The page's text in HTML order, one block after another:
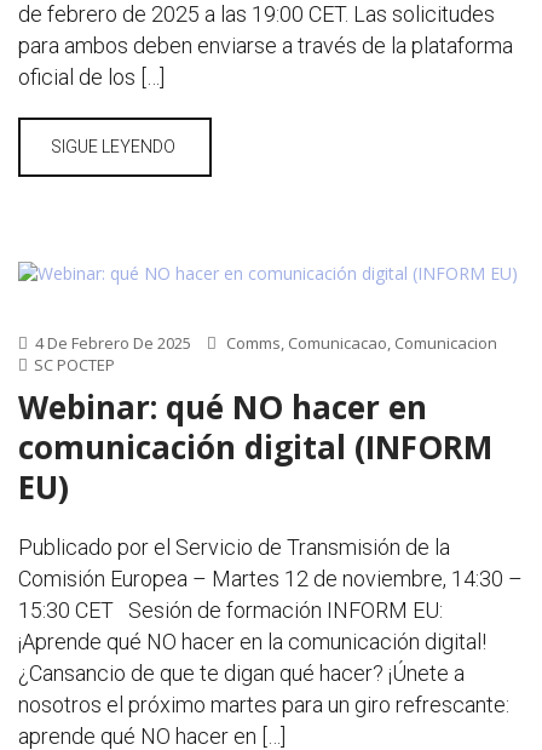
de febrero de 2025 a las 19:00 CET. Las solicitudes
para ambos deben enviarse a través de la plataforma
oficial de los […]
SIGUE LEYENDO
4 De Febrero De 2025 Comms, Comunicacao, Comunicacion
SC POCTEP
Webinar: qué NO hacer en
comunicación digital (INFORM
EU)
Publicado por el Servicio de Transmisión de la
Comisión Europea – Martes 12 de noviembre, 14:30 –
15:30 CET Sesión de formación INFORM EU:
¡Aprende qué NO hacer en la comunicación digital!
¿Cansancio de que te digan qué hacer? ¡Únete a
nosotros el próximo martes para un giro refrescante:
aprende qué NO hacer en […]